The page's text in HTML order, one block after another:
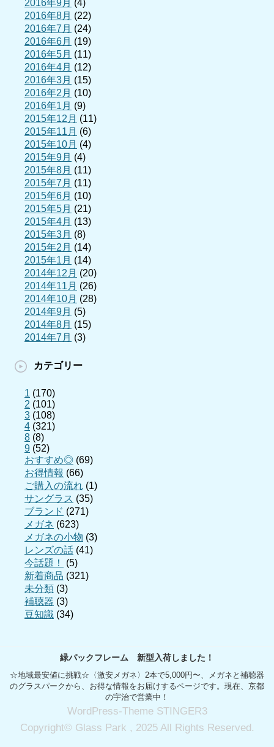
2016年9月 (4)
2016年8月 (22)
2016年7月 (24)
2016年6月 (19)
2016年5月 (11)
2016年4月 (12)
2016年3月 (15)
2016年2月 (10)
2016年1月 (9)
2015年12月 (11)
2015年11月 (6)
2015年10月 (4)
2015年9月 (4)
2015年8月 (11)
2015年7月 (11)
2015年6月 (10)
2015年5月 (21)
2015年4月 (13)
2015年3月 (8)
2015年2月 (14)
2015年1月 (14)
2014年12月 (20)
2014年11月 (26)
2014年10月 (28)
2014年9月 (5)
2014年8月 (15)
2014年7月 (3)
カテゴリー
1 (170)
2 (101)
3 (108)
4 (321)
8 (8)
9 (52)
おすすめ◎ (69)
お得情報 (66)
ご購入の流れ (1)
サングラス (35)
ブランド (271)
メガネ (623)
メガネの小物 (3)
レンズの話 (41)
今話題！
(5)
新着商品 (321)
未分類 (3)
補聴器 (3)
豆知識 (34)
緑パックフレーム 新型入荷しました！
☆地域最安値に挑戦☆〈激安メガネ〉2本で5,000円〜、メガネと補聴器
のグラスパークから、お得な情報をお届けするページです。現在、京都
の宇治で営業中！
WordPress-Theme STINGER3
Copyright© Glass Park , 2025 All Rights Reserved.